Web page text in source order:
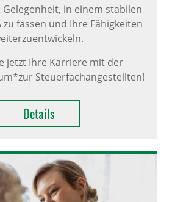
Gelegenheit, in einem stabilen
zu fassen und Ihre Fähigkeiten
jetzt Ihre Karriere mit der
Steuerfachangestellten!
Details